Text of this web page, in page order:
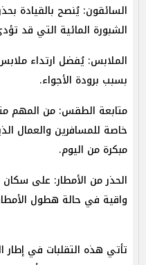
السائقون: يُنصح بالقيادة
الشبورة المائية التي قد
الملابس: يُفضل ارتداء
بسبب برودة الأجواء.
متابعة الطقس: من المهم
خاصة للمسافرين والعمال
مبكرة من اليوم.
الحذر من الأمطار: على
واقية في حالة هطول
تأتي هذه التقلبات في إطار